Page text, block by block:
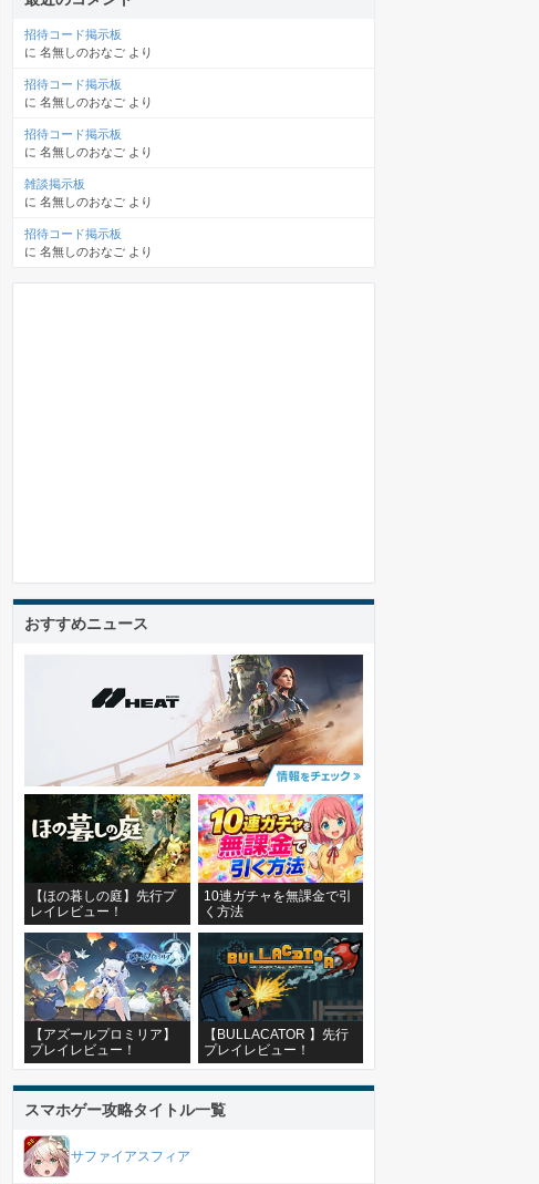
招待コード掲示板
に 名無しのおなご より
招待コード掲示板
に 名無しのおなご より
招待コード掲示板
に 名無しのおなご より
雑談掲示板
に 名無しのおなご より
招待コード掲示板
に 名無しのおなご より
おすすめニュース
【ほの暮しの庭】先行プ
レイレビュー！
10連ガチャを無課金で引
く方法
【アズールプロミリア】
プレイレビュー！
【BULLACATOR 】先行
プレイレビュー！
スマホゲー攻略タイトル一覧
サファイアスフィア